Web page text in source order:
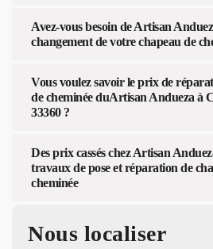
Avez-vous besoin de Artisan
changement de votre chapeau de
Vous voulez savoir le prix de
de cheminée duArtisan Andueza à
33360 ?
Des prix cassés chez Artisan
travaux de pose et réparation de
cheminée
Nous localiser